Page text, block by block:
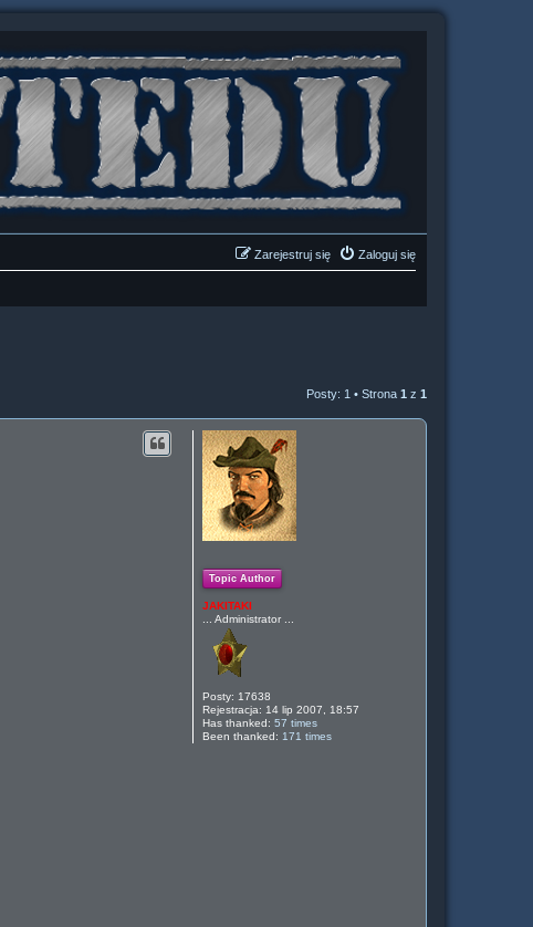
Zaloguj się
Zarejestruj się
Posty: 1 • Strona 1 z 1
Topic Author
JAKITAKI
... Administrator ...
Posty: 17638
Rejestracja: 14 lip 2007, 18:57
Has thanked: 57 times
Been thanked: 171 times